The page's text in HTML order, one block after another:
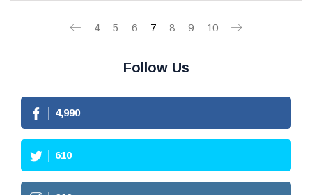
4 5 6 7 8 9 10
Follow Us
4,990
610